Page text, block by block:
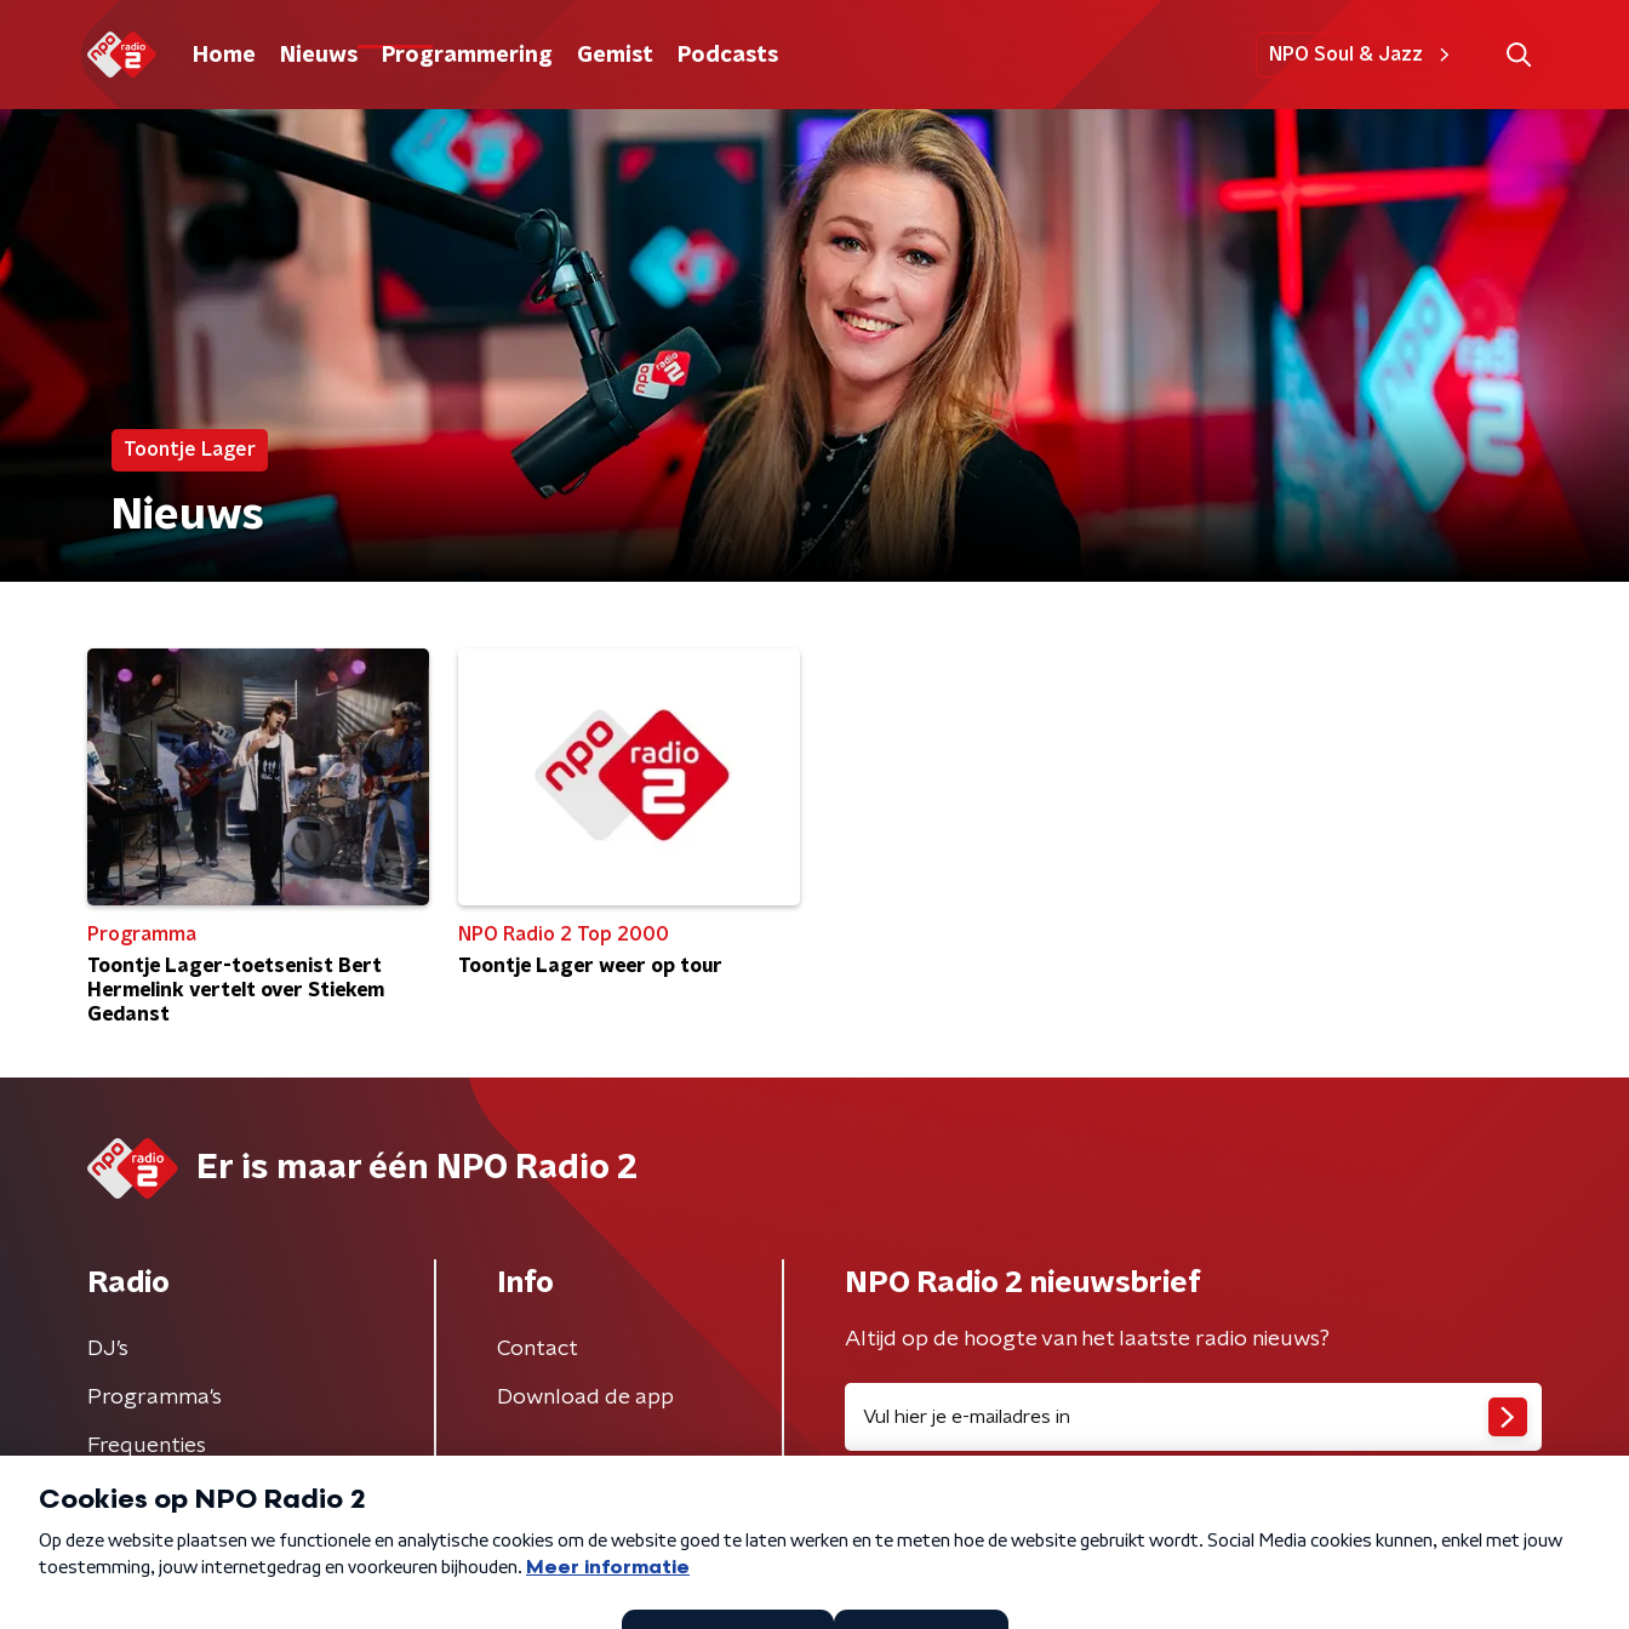
Home Nieuws Programmering Gemist Podcasts NPO Soul & Jazz
Toontje Lager
Nieuws
Programma
Toontje Lager-toetsenist Bert
Hermelink vertelt over Stiekem
Gedanst
NPO Radio 2 Top 2000
Toontje Lager weer op tour
Er is maar één NPO Radio 2
Radio
DJ’s
Programma's
Frequenties
Info
Contact
Download de app
NPO Radio 2 nieuwsbrief
Altijd op de hoogte van het laatste radio nieuws?
Algemene voorwaarden Privacybeleid